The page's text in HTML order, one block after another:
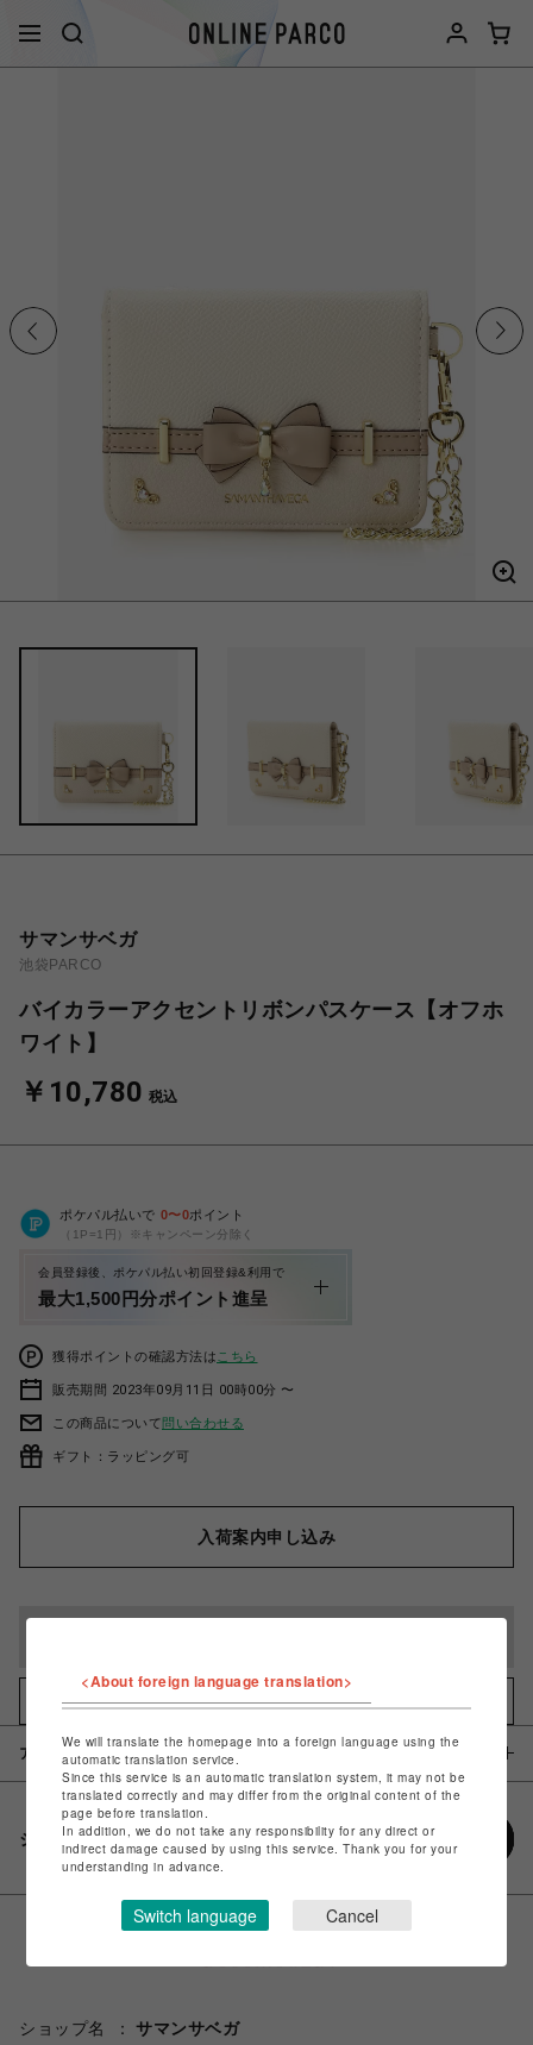
サマンサベガ
池袋PARCO
バイカラーアクセントリボンパスケース【オフホ
ワイト】
￥10,780 税込
ポケパル払いで 0〜0ポイント
（1P=1円）※キャンペーン分除く
会員登録後、ポケパル払い初回登録&利用で
最大1,500円分ポイント進呈
獲得ポイントの確認方法は こちら
販売期間 2023年09月11日 00時00分 〜
この商品について問い合わせる
ギフト：ラッピング可
入荷案内申し込み
お気に入りアイテムに追加
アイテム説明 / 素材
シェアする
ショップ名
サマンサベガ
<About foreign language translation>
We will translate the homepage into a foreign language using the
automatic translation service.
Since this service is an automatic translation system, it may not be
translated correctly and may differ from the original content of the
page before translation.
In addition, we do not take any responsibility for any direct or
indirect damage caused by using this service. Thank you for your
understanding in advance.
Switch language Cancel